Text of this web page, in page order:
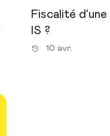
Fiscalité
IS ?
10 avr.